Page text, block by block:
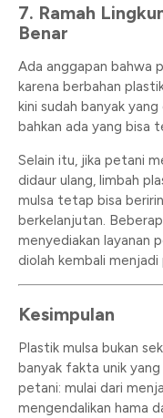
7. Ramah
Benar
Ada anggapan bahwa
karena berbahan
kini sudah banyak
bahkan ada yang bisa
Selain itu, jika petani
didaur ulang, limbah
mulsa tetap bisa
berkelanjutan.
menyediakan layanan
diolah kembali menjadi
Kesimpulan
Plastik mulsa bukan
banyak fakta unik
petani: mulai dari
mengendalikan hama